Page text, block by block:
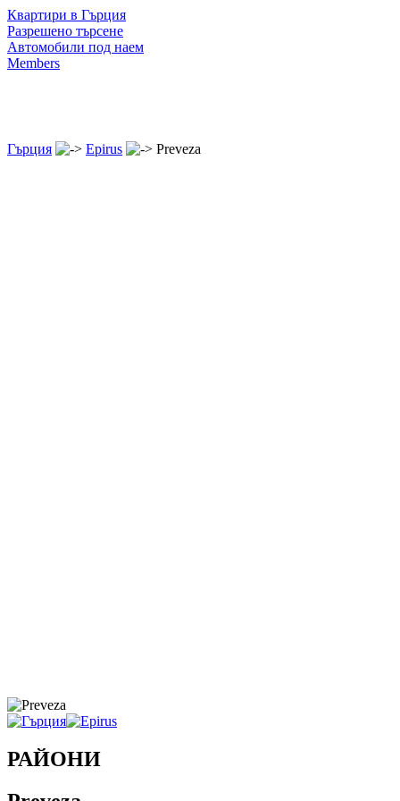
Квартири в Гърция
Разрешено търсене
Автомобили под наем
Members
Гърция Epirus Preveza
РАЙОНИ